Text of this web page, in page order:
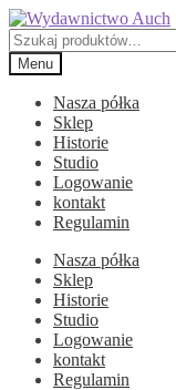
Przejdź
do
nawigacji
Przejdź
do
treści
Szukaj:
Menu
Nasza półka
Sklep
Historie
Studio
Logowanie
kontakt
Regulamin
Nasza półka
Sklep
Historie
Studio
Logowanie
kontakt
Regulamin